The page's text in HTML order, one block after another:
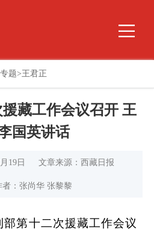
题>王君正
藏工作会议召开 王
国英讲话
19日 文章来源：西藏日报
者：张尚华 张黎黎
部第十二次援藏工作会议